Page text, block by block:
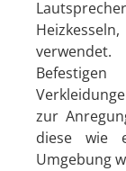
zur
diese wie
Umgebung